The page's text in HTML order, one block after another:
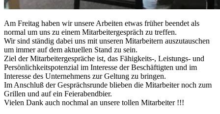
Am Freitag haben wir unsere Arbeiten etwas früher beendet als
normal um uns zu einem Mitarbeitergespräch zu treffen.
Wir sind ständig dabei uns mit unseren Mitarbeitern auszutauschen
um immer auf dem aktuellen Stand zu sein.
Ziel der Mitarbeitergespräche ist, das Fähigkeits-, Leistungs- und
Persönlichkeitspotenzial im Interesse der Beschäftigten und im
Interesse des Unternehmens zur Geltung zu bringen.
Im Anschluß der Gesprächsrunde blieben die Mitarbeiter noch zum
Grillen und auf ein Feierabendbier.
Vielen Dank auch nochmal an unsere tollen Mitarbeiter !!!